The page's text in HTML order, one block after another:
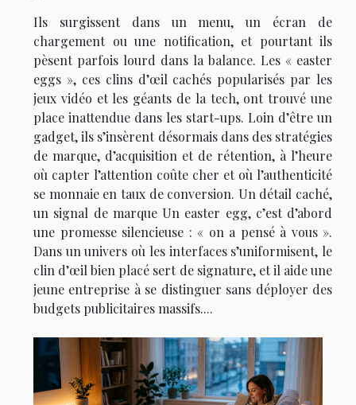
Ils surgissent dans un menu, un écran de
chargement ou une notification, et pourtant ils
pèsent parfois lourd dans la balance. Les « easter
eggs », ces clins d’œil cachés popularisés par les
jeux vidéo et les géants de la tech, ont trouvé une
place inattendue dans les start-ups. Loin d’être un
gadget, ils s’insèrent désormais dans des stratégies
de marque, d’acquisition et de rétention, à l’heure
où capter l’attention coûte cher et où l’authenticité
se monnaie en taux de conversion. Un détail caché,
un signal de marque Un easter egg, c’est d’abord
une promesse silencieuse : « on a pensé à vous ».
Dans un univers où les interfaces s’uniformisent, le
clin d’œil bien placé sert de signature, et il aide une
jeune entreprise à se distinguer sans déployer des
budgets publicitaires massifs....